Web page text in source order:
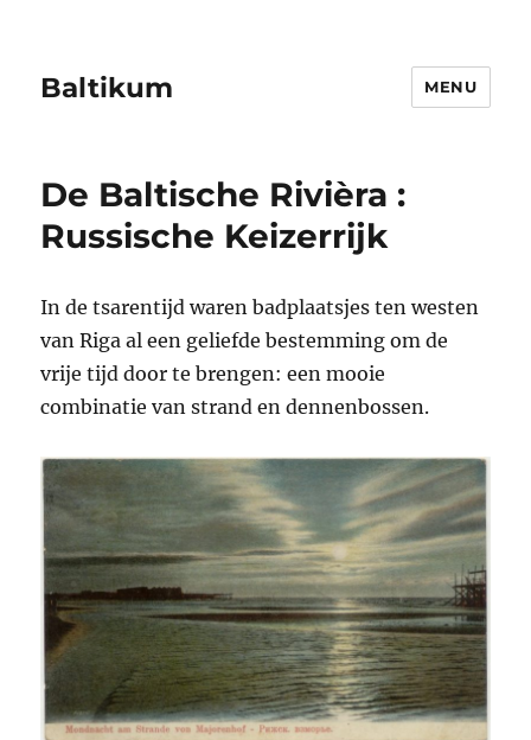
Baltikum MENU
De Baltische Rivièra :
Russische Keizerrijk
In de tsarentijd waren badplaatsjes ten westen
van Riga al een geliefde bestemming om de
vrije tijd door te brengen: een mooie
combinatie van strand en dennenbossen.